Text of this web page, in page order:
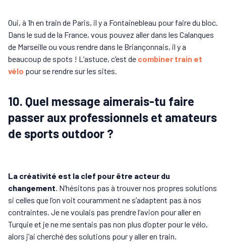
Oui, à 1h en train de Paris, il y a Fontainebleau pour faire du bloc.
Dans le sud de la France, vous pouvez aller dans les Calanques
de Marseille ou vous rendre dans le Briançonnais, il y a
beaucoup de spots ! L’astuce, c’est de combiner train et
vélo pour se rendre sur les sites.
10. Quel message aimerais-tu faire
passer aux professionnels et amateurs
de sports outdoor ?
La créativité est la clef pour être acteur du
changement . N’hésitons pas à trouver nos propres solutions
si celles que l’on voit couramment ne s’adaptent pas à nos
contraintes. Je ne voulais pas prendre l’avion pour aller en
Turquie et je ne me sentais pas non plus d’opter pour le vélo,
alors j’ai cherché des solutions pour y aller en train.